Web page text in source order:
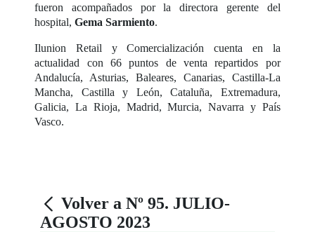
fueron acompañados por la directora gerente del
hospital,Gema Sarmiento.
Ilunion Retail y Comercialización cuenta en la
actualidad con 66 puntos de venta repartidos por
Andalucía, Asturias, Baleares, Canarias, Castilla-La
Mancha, Castilla y León, Cataluña, Extremadura,
Galicia, La Rioja, Madrid, Murcia, Navarra y País
Vasco.
Volver a Nº 95. JULIO-
AGOSTO 2023